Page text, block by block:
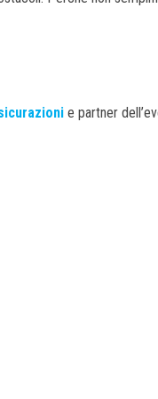
e partner